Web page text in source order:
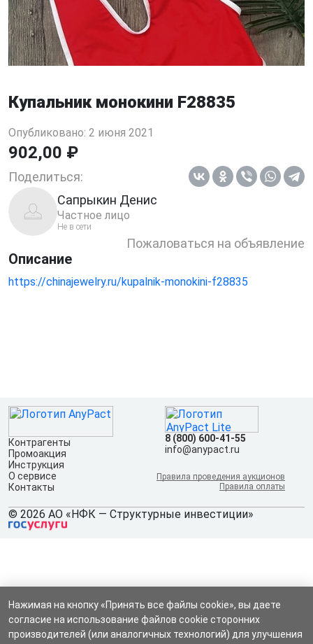
Купальник монокини F28835
Опубликовано: 2 июня 2021
902,00 ₽
Поделиться:
Сапрыкин Денис
Частное лицо
Не в сети
Пожаловаться на объявление
Описание
https://chinajewelry.ru/kupalnik-monokini-f28835
Контрагенты
Промоакция
Инструкция
О сервисе
Контакты
8 (800) 600-41-55
info@anypact.ru
Правила проведения аукционов
Правила оплаты
© 2026 АО «НФК — Структурные инвестиции»
Нажимая на кнопку «Принять все файлы cookie», вы даете
согласие на использование файлов cookie сторонних
производителей (или аналогичных технологий) для улучшения